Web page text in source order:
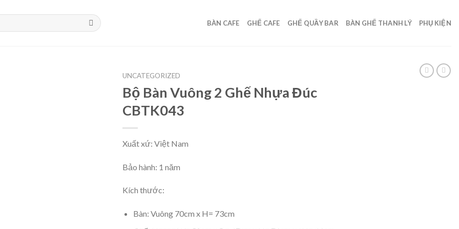
BÀN CAFE GHẾ CAFE GHẾ QUẦY BAR BÀN GHẾ THANH LÝ PHỤ KIỆN
UNCATEGORIZED
Bộ Bàn Vuông 2 Ghế Nhựa Đúc
CBTK043
Xuất xứ: Việt Nam
Bảo hành: 1 năm
Kích thước:
Bàn: Vuông 70cm x H= 73cm